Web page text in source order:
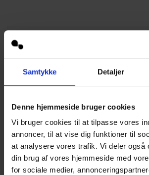
Samtykke Detaljer
Denne hjemmeside bruger cookies
Vi bruger cookies til at tilpasse vores
annoncer, til at vise dig funktioner til
at analysere vores trafik. Vi deler også
din brug af vores hjemmeside med
for sociale medier,